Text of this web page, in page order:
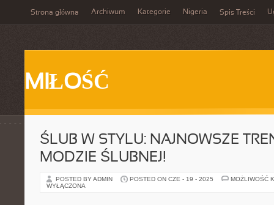
Strona główna Archiwum Kategorie Nigeria Spis Treści
MIŁOŚĆ
ŚLUB W STYLU: NAJNOWSZE
MODZIE ŚLUBNEJ!
POSTED BY ADMIN POSTED ON CZE - 19 - 2025
MOŻLIWOŚĆ
WYŁĄCZONA